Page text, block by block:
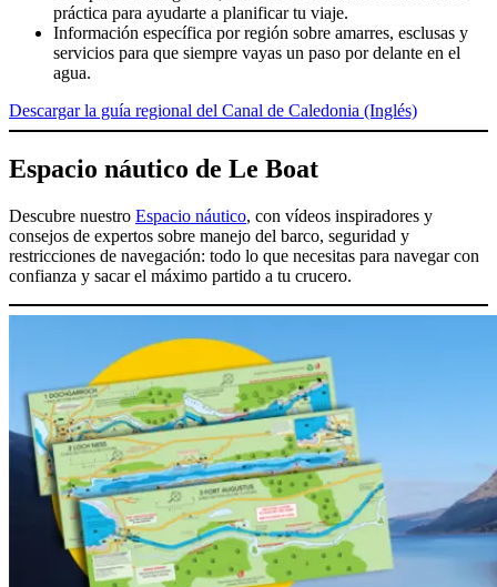
práctica para ayudarte a planificar tu viaje.
Información específica por región sobre amarres, esclusas y
servicios para que siempre vayas un paso por delante en el
agua.
Descargar la guía regional del Canal de Caledonia (Inglés)
Espacio náutico de Le Boat
Descubre nuestro Espacio náutico, con vídeos inspiradores y
consejos de expertos sobre manejo del barco, seguridad y
restricciones de navegación: todo lo que necesitas para navegar con
confianza y sacar el máximo partido a tu crucero.